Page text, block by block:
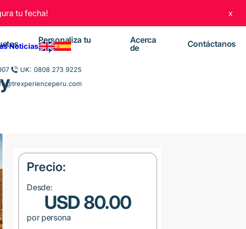
x
tu fecha!
Noticias
UK: 0808 273 9225
Personaliza tu
viaje
Acerca
de
Contáctanos
Precio:
Desde:
USD 80.00
por persona